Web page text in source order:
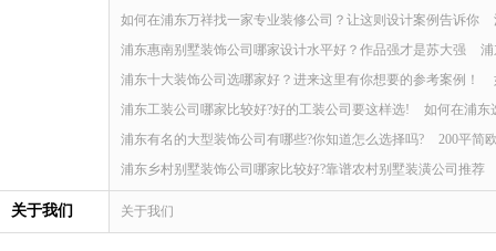
如何在浦东万祥找一家专业装修公司？让这则设计案例告诉你
浦东惠南别墅装饰公司哪家设计水平好？作品强才是苏大强
浦东十大装饰公司选哪家好？进来这里有你想要的参考案例！
浦东工装公司哪家比较好?好的工装公司要这样选!
如何在浦东
浦东有名的大型装饰公司有哪些?你知道怎么选择吗?
200平简
浦东乡村别墅装饰公司哪家比较好?靠谱农村别墅装潢公司推荐
关于我们 关于我们